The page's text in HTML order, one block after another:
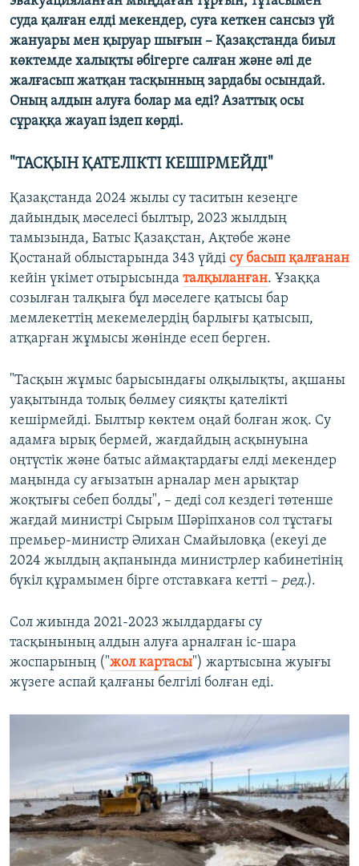
суда қалған елді мекендер, суға кеткен сансыз үй
жануары мен қыруар шығын – Қазақстанда биыл
көктемде халықты әбігерге салған және әлі де
жалғасып жатқан тасқынның зардабы осындай.
Оның алдын алуға болар ма еді? Азаттық осы
сұраққа жауап іздеп көрді.
"ТАСҚЫН ҚАТЕЛІКТІ КЕШІРМЕЙДІ"
Қазақстанда 2024 жылы су таситын кезеңге
дайындық мәселесі былтыр, 2023 жылдың
тамызында, Батыс Қазақстан, Ақтөбе және
Қостанай облыстарында 343 үйді су басып қалғанан
кейін үкімет отырысында талқыланған. Ұзаққа
созылған талқыға бұл мәселеге қатысы бар
мемлекеттің мекемелердің барлығы қатысып,
атқарған жұмысы жөнінде есеп берген.
"Тасқын жұмыс барысындағы олқылықты, ақшаны
уақытында толық бөлмеу сияқты қателікті
кешірмейді. Былтыр көктем оңай болған жоқ. Су
адамға ырық бермей, жағдайдың асқынуына
оңтүстік және батыс аймақтардағы елді мекендер
маңында су ағызатын арналар мен арықтар
жоқтығы себеп болды", – деді сол кездегі төтенше
жағдай министрі Сырым Шәріпханов сол тұстағы
премьер-министр Әлихан Смайыловқа (екеуі де
2024 жылдың ақпанында министрлер кабинетінің
бүкіл құрамымен бірге отставкаға кетті – ред.).
Сол жиында 2021-2023 жылдардағы су
тасқынының алдын алуға арналған іс-шара
жоспарының ("жол картасы") жартысына жуығы
жүзеге аспай қалғаны белгілі болған еді.